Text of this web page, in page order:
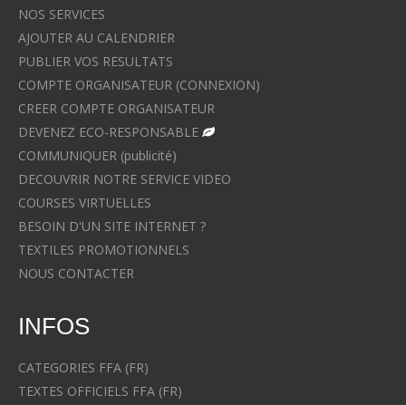
NOS SERVICES
AJOUTER AU CALENDRIER
PUBLIER VOS RESULTATS
COMPTE ORGANISATEUR (CONNEXION)
CREER COMPTE ORGANISATEUR
DEVENEZ ECO-RESPONSABLE
COMMUNIQUER (publicité)
DECOUVRIR NOTRE SERVICE VIDEO
COURSES VIRTUELLES
BESOIN D'UN SITE INTERNET ?
TEXTILES PROMOTIONNELS
NOUS CONTACTER
INFOS
CATEGORIES FFA (FR)
TEXTES OFFICIELS FFA (FR)